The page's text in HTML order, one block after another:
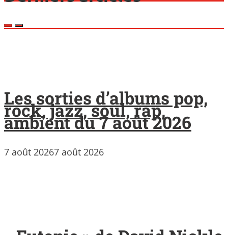
Les sorties d’albums pop,
rock, jazz, soul, rap,
ambient du 7 août 2026
7 août 20267 août 2026